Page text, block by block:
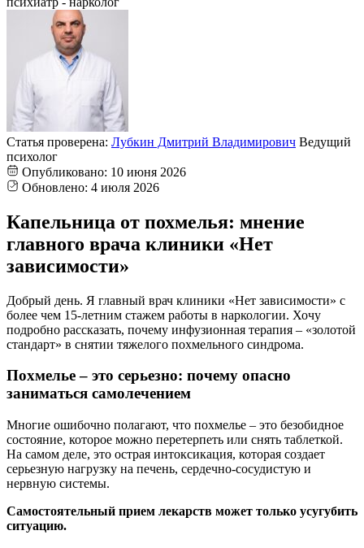
Статья проверена: Лубкин Дмитрий Владимирович Ведущий
психолог
Опубликовано: 10 июня 2026
Обновлено: 4 июля 2026
Капельница от похмелья: мнение
главного врача клиники «Нет
зависимости»
Добрый день. Я главный врач клиники «Нет зависимости» с
более чем 15-летним стажем работы в наркологии. Хочу
подробно рассказать, почему инфузионная терапия – «золотой
стандарт» в снятии тяжелого похмельного синдрома.
Похмелье – это серьезно: почему опасно
заниматься самолечением
Многие ошибочно полагают, что похмелье – это безобидное
состояние, которое можно перетерпеть или снять таблеткой.
На самом деле, это острая интоксикация, которая создает
серьезную нагрузку на печень, сердечно-сосудистую и
нервную системы.
Самостоятельный прием лекарств может только усугубить
ситуацию.